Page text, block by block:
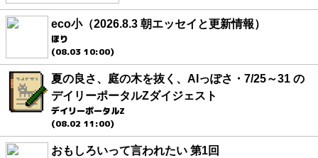
eco小（2026.8.3 朝エッセイと更新情報）
ほり
(08.03 10:00)
夏の良さ、庭の木を抜く、AIっぽさ・7/25～31 の
デイリーポータルZダイジェスト
デイリーポータルZ
(08.02 11:00)
おもしろいって言われたい 第1回